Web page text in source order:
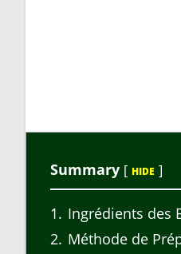
Summary [ HIDE ]
1
Ingrédients des
2 Méthode de